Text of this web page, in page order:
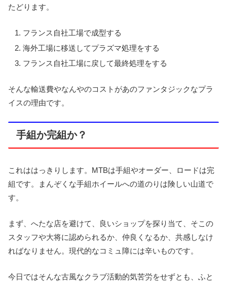
たどります。
フランス自社工場で成型する
海外工場に移送してプラズマ処理をする
フランス自社工場に戻して最終処理をする
そんな輸送費やなんやのコストがあのファンタジックなプラ
イスの理由です。
手組か完組か？
これははっきりします。MTBは手組やオーダー、ロードは完
組です。まんぞくな手組ホイールへの道のりは険しい山道で
す。
まず、へたな店を避けて、良いショップを探り当て、そこの
スタッフや大将に認められるか、仲良くなるか、共感しなけ
ればなりません。現代的なコミュ障には辛いものです。
今日ではそんな古風なクラブ活動的気苦労をせずとも、ふと